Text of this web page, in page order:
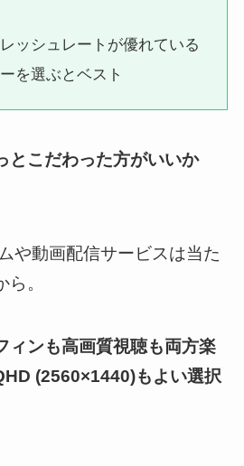
ッシュレートが優れている
を選ぶとベスト
こだわった方がいいか
や動画配信サービスは当た
。
ィンも高画質視聴も両方楽
(2560×1440)もよい選択